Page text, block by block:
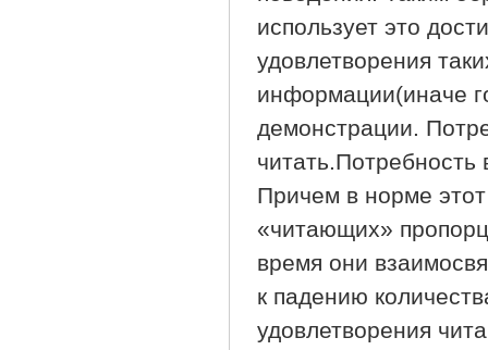
использует это
удовлетворения
информации(иначе
демонстрации.
читать.Потребность
Причем в норме
«читающих»
время они
к падению
удовлетворения